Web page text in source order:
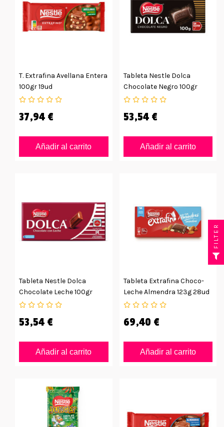
T. Extrafina Avellana Entera
100gr 19ud
37,94 €
Añadir al carrito
Tableta Nestle Dolca
Chocolate Negro 100gr
34ud
53,54 €
Añadir al carrito
Tableta Nestle Dolca
Chocolate Leche 100gr
34ud
53,54 €
Añadir al carrito
Tableta Extrafina Choco-
Leche Almendra 123g 28ud
69,40 €
Añadir al carrito
FILTER